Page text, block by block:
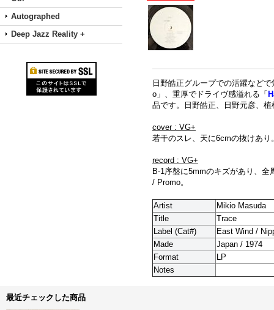
Autographed
Deep Jazz Reality +
日野皓正グループでの活躍など
o」、重厚でドライヴ感溢れる「
品です。日野皓正、日野元彦、
cover : VG+
若干のスレ、天に6cmの抜けあり
record : VG+
B-1序盤に5mmのキズがあり、
/ Promo。
Artist
Mikio Masuda
Title
Trace
Label (Cat#)
East Wind /
Made
Japan / 1974
Format
LP
Notes
最近チェックした商品